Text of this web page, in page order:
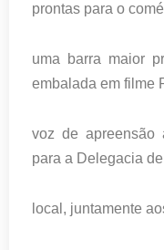
prontas para o
uma barra maior
embalada em filme
voz de apreensão
para a Delegacia
local, juntamente